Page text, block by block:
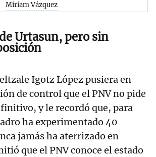
Míriam Vázquez
Urtasun, pero sin
Igotz López pusiera en
de control que el PNV no pide
y le recordó que, para
ha experimentado 40
jamás ha aterrizado en
que el PNV conoce el estado